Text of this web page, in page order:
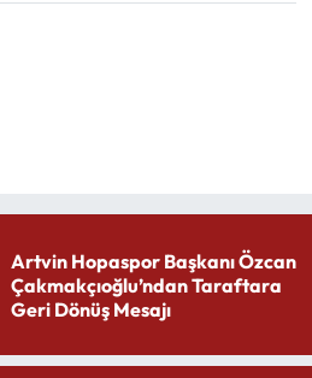
Artvin Hopaspor Başkanı Özcan
Çakmakçıoğlu’ndan Taraftara
Geri Dönüş Mesajı